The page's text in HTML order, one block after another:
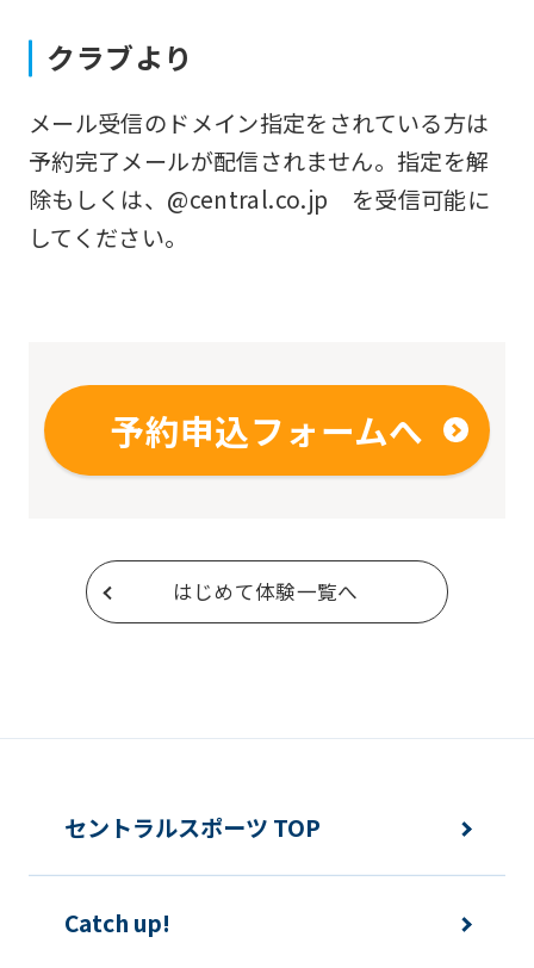
クラブより
メール受信のドメイン指定をされている方は
予約完了メールが配信されません。指定を解
除もしくは、@central.co.jp を受信可能に
してください。
予約申込フォームへ
はじめて体験一覧へ
that
you
fully
service.
セントラルスポーツ TOP
Catch up!